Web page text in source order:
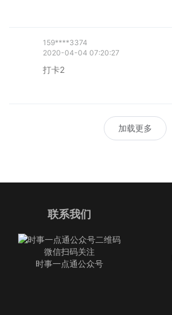
159****3374
2020-04-04 07:20:27
打卡2
加载更多
联系我们
微信扫码关注
时事一点通公众号